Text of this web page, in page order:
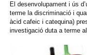
El desenvolupament i ús
terme la discriminació i
àcid cafeic i catequina)
investigació duta a terme